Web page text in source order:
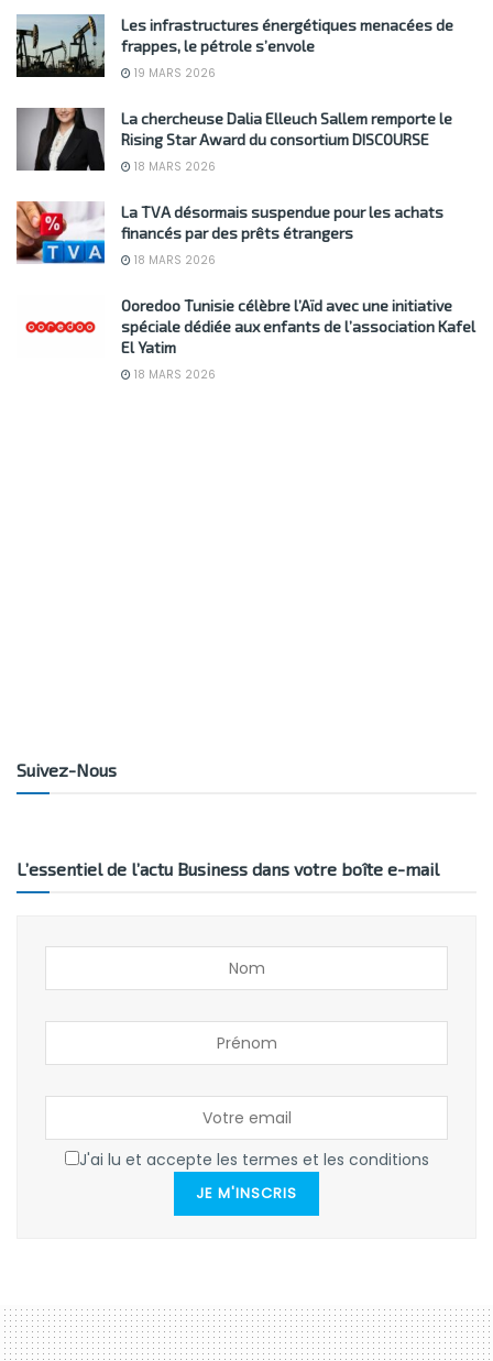
Les infrastructures énergétiques menacées de
frappes, le pétrole s’envole
19 MARS 2026
La chercheuse Dalia Elleuch Sallem remporte le
Rising Star Award du consortium DISCOURSE
18 MARS 2026
La TVA désormais suspendue pour les achats
financés par des prêts étrangers
18 MARS 2026
Ooredoo Tunisie célèbre l’Aïd avec une initiative
spéciale dédiée aux enfants de l’association Kafel
El Yatim
18 MARS 2026
Suivez-Nous
L’essentiel de l’actu Business dans votre boîte e-mail
J'ai lu et accepte les termes et les conditions
JE M'INSCRIS